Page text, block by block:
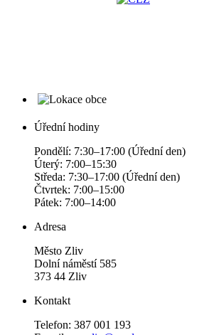
Úřední hodiny
Pondělí: 7:30–17:00 (Úřední den)
Úterý: 7:00–15:30
Středa: 7:30–17:00 (Úřední den)
Čtvrtek: 7:00–15:00
Pátek: 7:00–14:00
Adresa
Město Zliv
Dolní náměstí 585
373 44 Zliv
Kontakt
Telefon: 387 001 193